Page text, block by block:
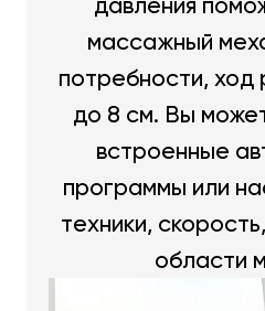
массажный
потребности, ход
до 8 см. Вы
встроенные
программы или
техники,
области